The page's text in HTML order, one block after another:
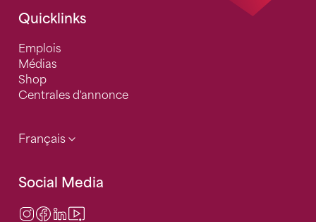
Quicklinks
Emplois
Médias
Shop
Centrales d'annonce
Français
Social Media
Instagram
Facebook
LinkedIn